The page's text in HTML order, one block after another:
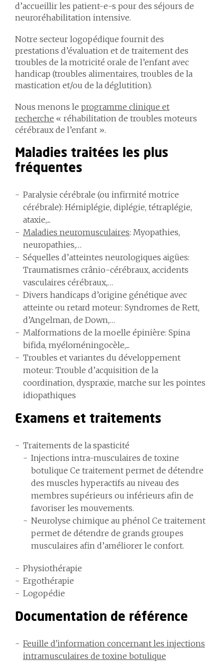
d’accueillir les patient-e-s pour des séjours de
neuroréhabilitation intensive.
Notre secteur logopédique fournit des
prestations d’évaluation et de traitement des
troubles de la motricité orale de l’enfant avec
handicap (troubles alimentaires, troubles de la
mastication et/ou de la déglutition).
Nous menons le programme clinique et
recherche « réhabilitation de troubles moteurs
cérébraux de l’enfant ».
Maladies traitées les plus
fréquentes
Paralysie cérébrale (ou infirmité motrice
cérébrale): Hémiplégie, diplégie, tétraplégie,
ataxie,...
Maladies neuromusculaires: Myopathies,
neuropathies,…
Séquelles d’atteintes neurologiques aigües:
Traumatismes crânio-cérébraux, accidents
vasculaires cérébraux,…
Divers handicaps d’origine génétique avec
atteinte ou retard moteur: Syndromes de Rett,
d’Angelman, de Down,…
Malformations de la moelle épinière: Spina
bifida, myéloméningocèle,...
Troubles et variantes du développement
moteur: Trouble d’acquisition de la
coordination, dyspraxie, marche sur les pointes
idiopathiques
Examens et traitements
Traitements de la spasticité
Injections intra-musculaires de toxine
botulique Ce traitement permet de détendre
des muscles hyperactifs au niveau des
membres supérieurs ou inférieurs afin de
favoriser les mouvements.
Neurolyse chimique au phénol Ce traitement
permet de détendre de grands groupes
musculaires afin d’améliorer le confort.
Physiothérapie
Ergothérapie
Logopédie
Documentation de référence
Feuille d'information concernant les injections
intramusculaires de toxine botulique